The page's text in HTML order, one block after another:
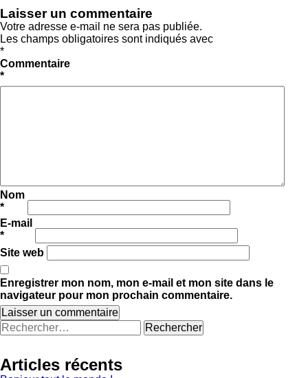
Laisser un commentaire
Votre adresse e-mail ne sera pas publiée.
Les champs obligatoires sont indiqués avec
*
Commentaire
*
Nom
*
E-mail
*
Site web
Enregistrer mon nom, mon e-mail et mon site dans le
navigateur pour mon prochain commentaire.
Rechercher :
Articles récents